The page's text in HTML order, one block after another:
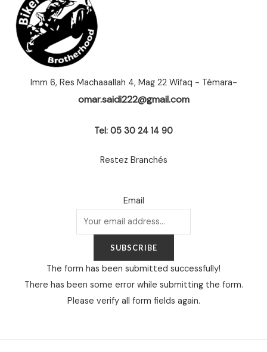
Imm 6, Res Machaaallah 4, Mag 22 Wifaq - Témara-
omar.saidi222@gmail.com
Tel: 05 30 24 14 90
Restez Branchés
Email
SUBSCRIBE
The form has been submitted successfully!
There has been some error while submitting the form.
Please verify all form fields again.